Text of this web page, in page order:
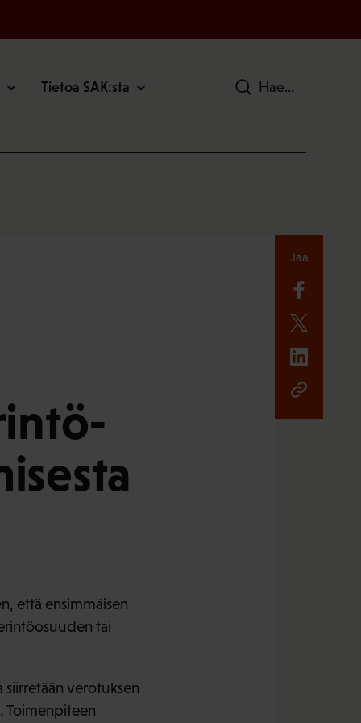
Tietoa SAK:sta Hae
että ensimmäisen
tai
siirretään verotuksen
Toimenpiteen
Jaa